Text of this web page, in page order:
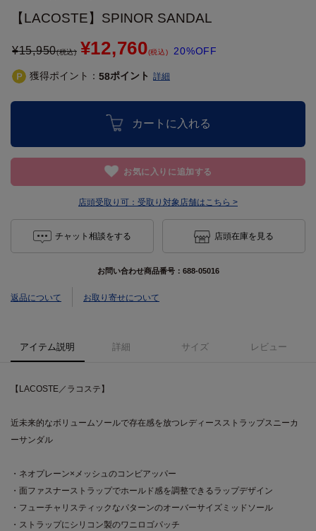
【LACOSTE】SPINOR SANDAL
¥15,950(税込) ¥12,760(税込) 20%OFF
獲得ポイント： 58ポイント 詳細
カートに入れる
お気に入りに追加する
店頭受取り可： 受取り対象店舗はこちら >
チャット相談をする 店頭在庫を見る
お問い合わせ商品番号： 688-05016
返品について お取り寄せについて
アイテム説明 詳細 サイズ レビュー
【LACOSTE／ラコステ】
近未来的なボリュームソールで存在感を放つレディースストラップスニーカ
ーサンダル
・ネオプレーン×メッシュのコンビアッパー
・面ファスナーストラップでホールド感を調整できるラップデザイン
・フューチャリスティックなパターンのオーバーサイズミッドソール
・ストラップにシリコン製のワニロゴパッチ